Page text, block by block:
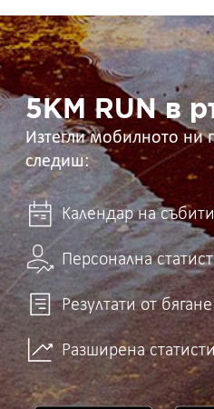
5KM
RUN
в
ръцете
ти 5KM RUN в
Изтегли мобилното
следиш:
Календар на
Персонална
Резултати от бягане
Разширена